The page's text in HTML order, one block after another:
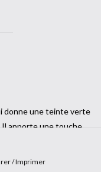
donne une teinte verte
apporte une touche
/Imprimer